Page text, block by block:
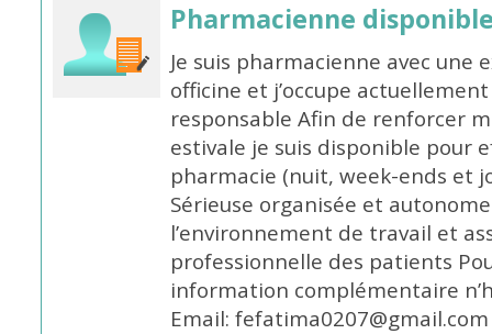
Pharmacienne
Je suis pharmacienne avec
officine et j’occupe
responsable Afin de renforcer
estivale je suis disponible pour
pharmacie (nuit, week-ends et
Sérieuse organisée et
l’environnement de travail et
professionnelle des patients
information complémentaire
Email: fefatima0207@gmail.com